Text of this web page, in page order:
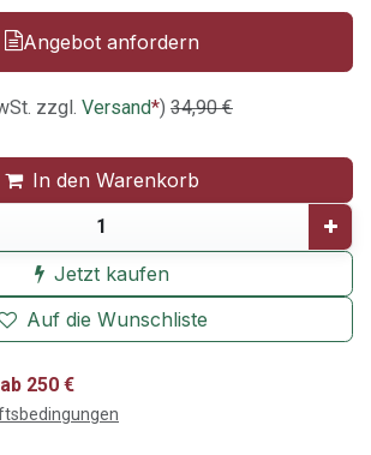
Angebot anfordern
zzgl. Versand*) 34,90€
In den Warenkorb
Jetzt kaufen
Auf die Wunschliste
250 €